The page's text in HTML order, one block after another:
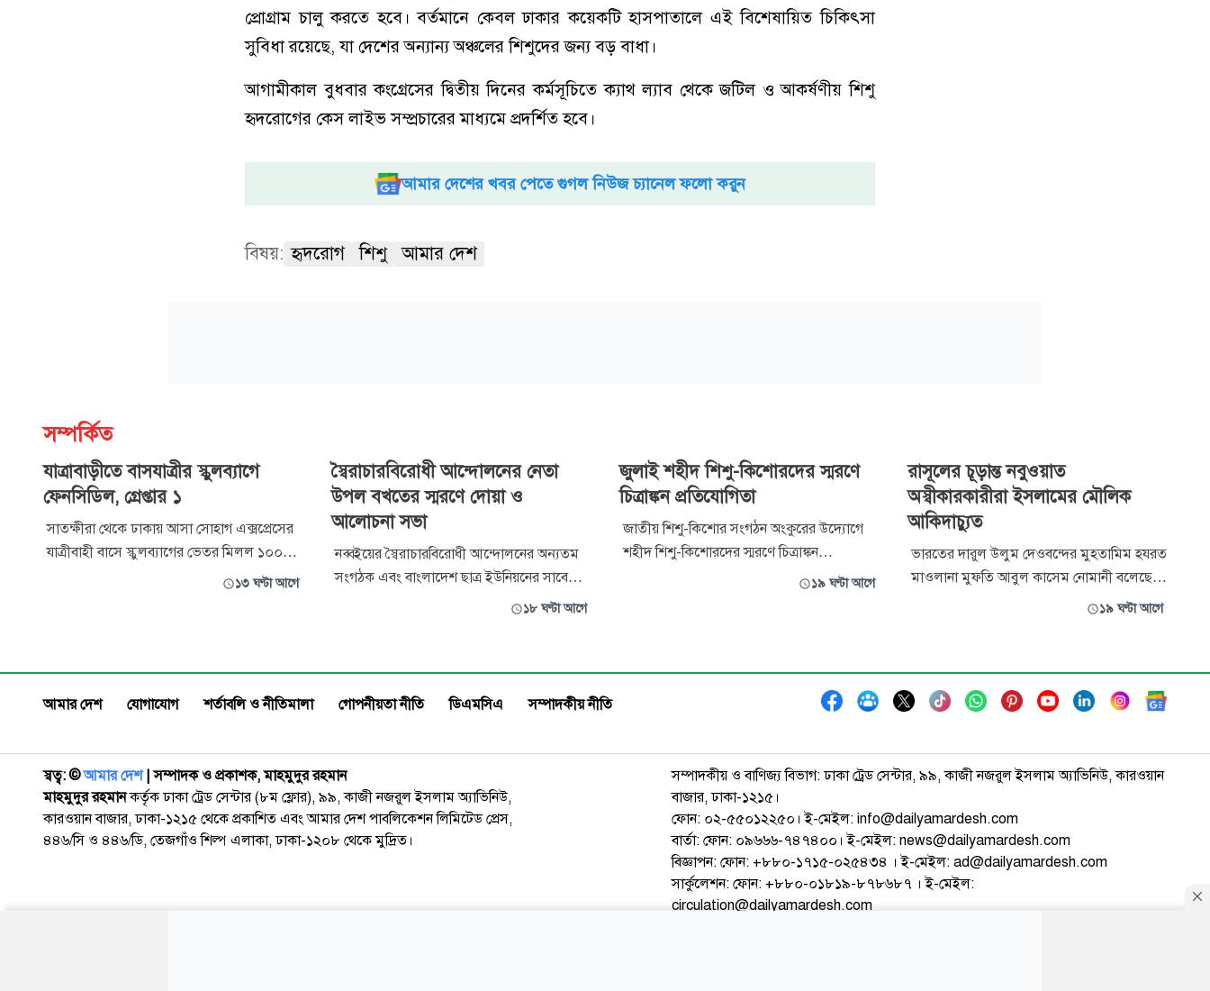
প্রোগ্রাম চালু করতে হবে। বর্তমানে কেবল ঢাকার কয়েকটি হাসপাতালে এই বিশেষায়িত চিকিৎসা
সুবিধা রয়েছে, যা দেশের অন্যান্য অঞ্চলের শিশুদের জন্য বড় বাধা।
আগামীকাল বুধবার কংগ্রেসের দ্বিতীয় দিনের কর্মসূচিতে ক্যাথ ল্যাব থেকে জটিল ও আকর্ষণীয় শিশু
হৃদরোগের কেস লাইভ সম্প্রচারের মাধ্যমে প্রদর্শিত হবে।
আমার দেশের খবর পেতে গুগল নিউজ চ্যানেল ফলো করুন
বিষয়: হৃদরোগ শিশু আমার দেশ
সম্পর্কিত
যাত্রাবাড়ীতে বাসযাত্রীর স্কুলব্যাগে
ফেনসিডিল, গ্রেপ্তার ১
সাতক্ষীরা থেকে ঢাকায় আসা সোহাগ এক্সপ্রেসের
যাত্রীবাহী বাসে স্কুলব্যাগের ভেতর মিলল ১০০
বোতল ফেনসিডিল। এ ঘটনায় জাহিদুল ইসলাম
করা হয়েছে। শুক্রবার সন্ধ্যা ৭
১৩ ঘণ্টা আগে
স্বৈরাচারবিরোধী আন্দোলনের নেতা
উপল বখতের স্মরণে দোয়া ও
আলোচনা সভা
নব্বইয়ের স্বৈরাচারবিরোধী আন্দোলনের অন্যতম
সংগঠক এবং বাংলাদেশ ছাত্র ইউনিয়নের সাবেক
কেন্দ্রীয় নেতা সৈয়দ উপল বখত হাশেমীর স্মরণে
সাংবাদিক আবাসিক এলাকার মসজিদুল ফারুক ও
প্রয়াত উপলের বাসভবনে এ অনুষ্ঠানের আয়োজন
১৮ ঘণ্টা আগে
জুলাই শহীদ শিশু-কিশোরদের স্মরণে
চিত্রাঙ্কন প্রতিযোগিতা
জাতীয় শিশু-কিশোর সংগঠন অংকুরের উদ্যোগে
শহীদ শিশু-কিশোরদের স্মরণে চিত্রাঙ্কন
প্রতিযোগিতা ও পুরস্কার বিতরণী অনুষ্ঠিত হয়েছে।
অতিথির বক্তব্যে খ্যাতিমান ক্যালিগ্রাফ
১৯ ঘণ্টা আগে
রাসূলের চূড়ান্ত নবুওয়াত
অস্বীকারকারীরা ইসলামের মৌলিক
আকিদাচ্যুত
ভারতের দারুল উলুম দেওবন্দের মুহতামিম হযরত
মাওলানা মুফতি আবুল কাসেম নোমানী বলেছেন,
ইসলামের আকিদার অন্যতম মৌলিকভিত্তি হলো
ঘোষণার আলোকে যে ব্যক্তি রাসূলের (সা.) চূড়ান্ত
নবুওয়াত অস্বীকার করে বা অন্য কাউকে
১৯ ঘণ্টা আগে
আমার দেশ যোগাযোগ শর্তাবলি ও নীতিমালা গোপনীয়তা নীতি ডিএমসিএ সম্পাদকীয় নীতি
স্বত্ব: ©️আমার দেশ| সম্পাদক ও প্রকাশক, মাহমুদুর রহমান
মাহমুদুর রহমানকর্তৃক ঢাকা ট্রেড সেন্টার (৮ম ফ্লোর), ৯৯, কাজী নজরুল ইসলাম অ্যাভিনিউ,
কারওয়ান বাজার, ঢাকা-১২১৫ থেকে প্রকাশিত এবং আমার দেশ পাবলিকেশন লিমিটেড প্রেস,
৪৪৬/সি ও ৪৪৬/ডি, তেজগাঁও শিল্প এলাকা, ঢাকা-১২০৮ থেকে মুদ্রিত।
সম্পাদকীয় ও বাণিজ্য বিভাগ: ঢাকা ট্রেড সেন্টার, ৯৯, কাজী নজরুল ইসলাম অ্যাভিনিউ, কারওয়ান
বাজার, ঢাকা-১২১৫।
ফোন: ০২-৫৫০১২২৫০। ই-মেইল: info@dailyamardesh.com
বার্তা: ফোন: ০৯৬৬৬-৭৪৭৪০০। ই-মেইল: news@dailyamardesh.com
বিজ্ঞাপন: ফোন: +৮৮০-১৭১৫-০২৫৪৩৪ । ই-মেইল: ad@dailyamardesh.com
সার্কুলেশন: ফোন: +৮৮০-০১৮১৯-৮৭৮৬৮৭ । ই-মেইল:
circulation@dailyamardesh.com